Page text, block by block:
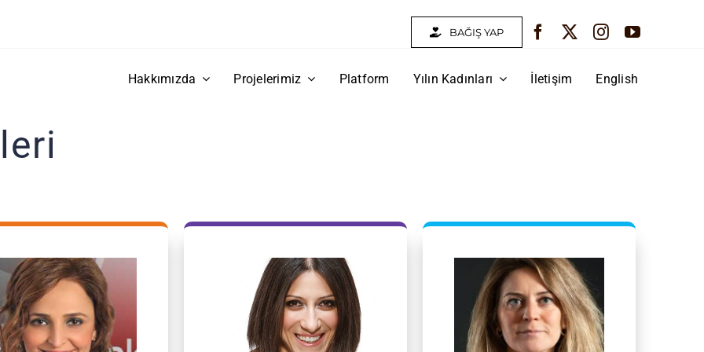
BAĞIŞ YAP
Hakkımızda Projelerimiz Platform Yılın Kadınları İletişim English